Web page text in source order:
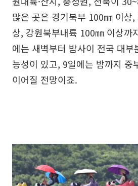
많은 곳은 경기북부 100㎜ 이상
상, 강원북부내륙 100㎜ 이상까
에는 새벽부터 밤사이 전국 대
능성이 있고, 9일에는 밤까지 중
이어질 전망이죠.